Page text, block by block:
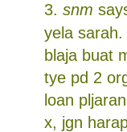
snm
yela
blaja buat
tye pd 2
loan
x, jgn